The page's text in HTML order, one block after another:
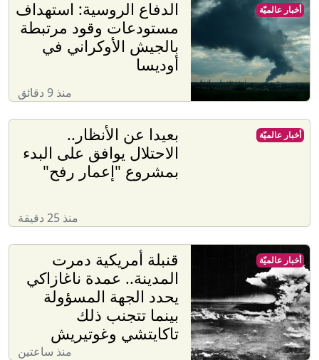
الدفاع الروسية: استهداف
مستودعات وقود مرتبطة
بالجيش الأوكراني في
أوديسا
منذ 9 دقائق
أخبار عالميّة
بعيدا عن الأنظار..
الاحتلال يوافق على البدء
بمشروع "إعمار رفح"
منذ 25 دقيقة
أخبار عالميّة
قنبلة أمريكية دمرت
المدينة.. عمدة ناغازاكي
يحدد الجهة المسؤولة
بينما تتجنب ذلك
تاكايتشي وغوتيريش
منذ ساعتين
أخبار عالميّة